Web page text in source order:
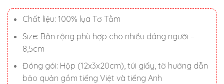
990.000 ₫.
Chất liệu: 100% lụa Tơ Tằm
Size: Bản rộng phù hợp cho nhiều dáng người –
8,5cm
Đóng gói: Hộp (12x3x20cm), túi giấy, tờ hướng dẫn
bảo quản gồm tiếng Việt và tiếng Anh